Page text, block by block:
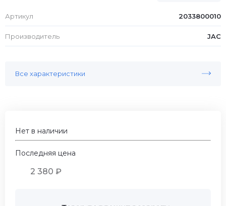
Артикул 2033800010
Производитель JAC
Все характеристики
Нет в наличии
Последняя цена
2 380 ₽